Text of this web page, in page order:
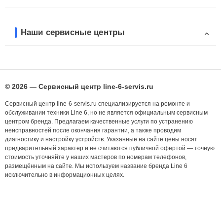
Наши сервисные центры
© 2026 — Сервисный центр line-6-servis.ru
Сервисный центр line-6-servis.ru специализируется на ремонте и
обслуживании техники Line 6, но не является официальным сервисным
центром бренда. Предлагаем качественные услуги по устранению
неисправностей после окончания гарантии, а также проводим
диагностику и настройку устройств. Указанные на сайте цены носят
предварительный характер и не считаются публичной офертой — точную
стоимость уточняйте у наших мастеров по номерам телефонов,
размещённым на сайте. Мы используем название бренда Line 6
исключительно в информационных целях.